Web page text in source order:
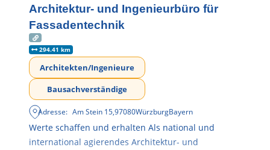
Architektur- und Ingenieurbüro für
Fassadentechnik
294.41 km
Architekten/Ingenieure
Bausachverständige
Adresse: Am Stein 15,97080WürzburgBayern
Werte schaffen und erhalten Als national und
international agierendes Architektur- und